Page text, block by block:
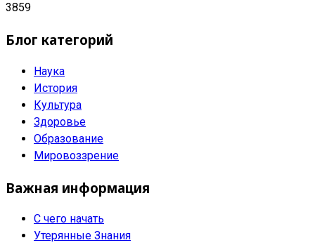
3859
Блог категорий
Наука
История
Культура
Здоровье
Образование
Мировоззрение
Важная информация
С чего начать
Утерянные Знания